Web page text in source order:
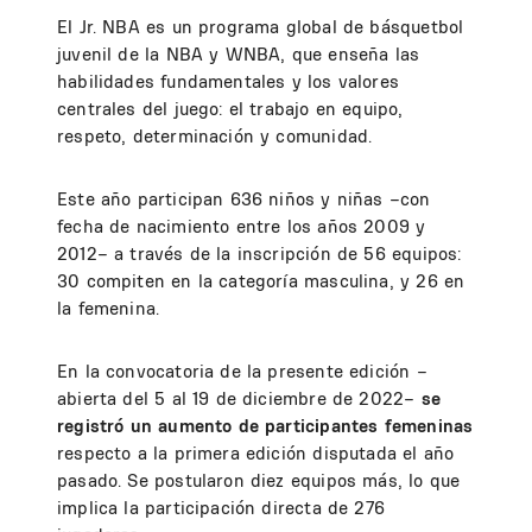
El Jr. NBA es un programa global de básquetbol
juvenil de la NBA y WNBA, que enseña las
habilidades fundamentales y los valores
centrales del juego: el trabajo en equipo,
respeto, determinación y comunidad.
Este año participan 636 niños y niñas –con
fecha de nacimiento entre los años 2009 y
2012– a través de la inscripción de 56 equipos:
30 compiten en la categoría masculina, y 26 en
la femenina.
En la convocatoria de la presente edición –
abierta del 5 al 19 de diciembre de 2022– se
registró un aumento de participantes femeninas
respecto a la primera edición disputada el año
pasado. Se postularon diez equipos más, lo que
implica la participación directa de 276